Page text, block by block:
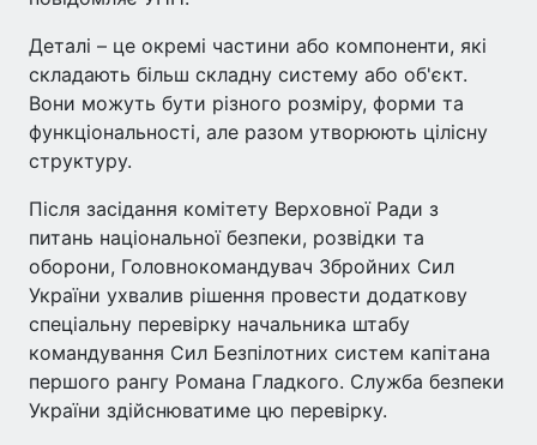
Деталі – це окремі частини або компоненти, які
складають більш складну систему або об'єкт.
Вони можуть бути різного розміру, форми та
функціональності, але разом утворюють цілісну
структуру.
Після засідання комітету Верховної Ради з
питань національної безпеки, розвідки та
оборони, Головнокомандувач Збройних Сил
України ухвалив рішення провести додаткову
спеціальну перевірку начальника штабу
командування Сил Безпілотних систем капітана
першого рангу Романа Гладкого. Служба безпеки
України здійснюватиме цю перевірку.